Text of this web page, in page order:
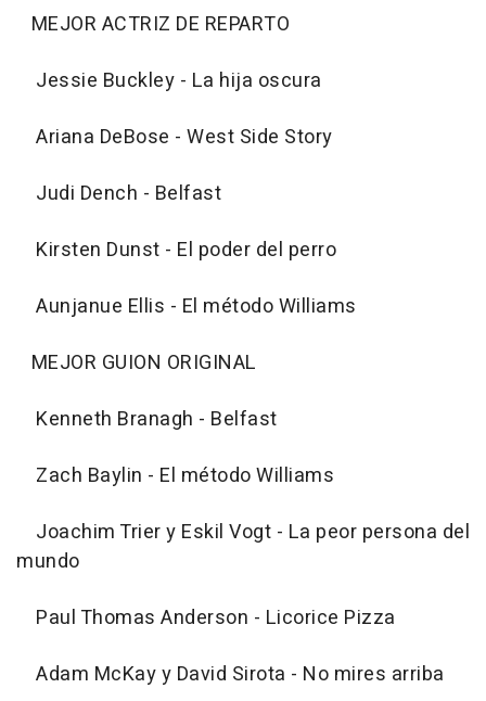
MEJOR ACTRIZ DE REPARTO
Jessie Buckley - La hija oscura
Ariana DeBose - West Side Story
Judi Dench - Belfast
Kirsten Dunst - El poder del perro
Aunjanue Ellis - El método Williams
MEJOR GUION ORIGINAL
Kenneth Branagh - Belfast
Zach Baylin - El método Williams
Joachim Trier y Eskil Vogt - La peor persona del
mundo
Paul Thomas Anderson - Licorice Pizza
Adam McKay y David Sirota - No mires arriba